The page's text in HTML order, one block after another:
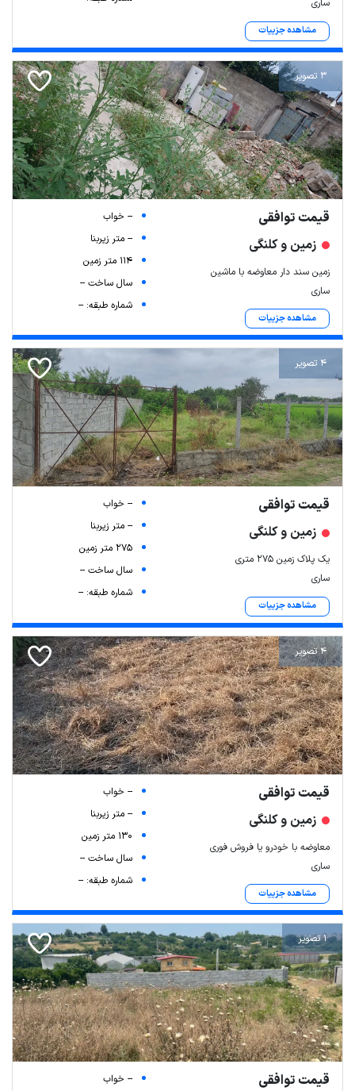
ساری
مشاهده جزییات
3 تصویر
قیمت توافقی
زمین و کلنگی
زمین سند دار معاوضه با ماشین
ساری
مشاهده جزییات
-- خواب
-- متر زیربنا
114 متر زمین
سال ساخت --
شماره طبقه: --
4 تصویر
قیمت توافقی
زمین و کلنگی
یک پلاک زمین ۲۷۵ متری
ساری
مشاهده جزییات
-- خواب
-- متر زیربنا
275 متر زمین
سال ساخت --
شماره طبقه: --
4 تصویر
قیمت توافقی
زمین و کلنگی
معاوضه با خودرو یا فروش فوری
ساری
مشاهده جزییات
-- خواب
-- متر زیربنا
130 متر زمین
سال ساخت --
شماره طبقه: --
1 تصویر
قیمت توافقی
-- خواب